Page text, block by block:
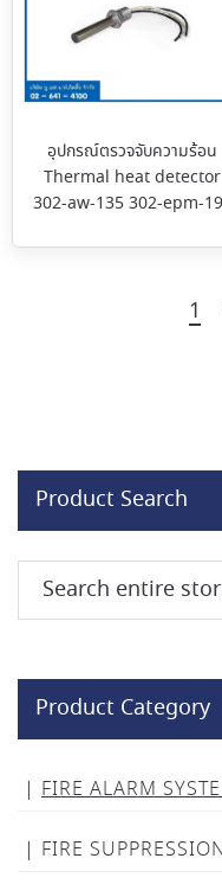
อุปกรณ์ตรวจจับความร้อน
Thermal heat detector
302-aw-135 302-epm-
1
Product Search
Product Category
FIRE ALARM
FIRE